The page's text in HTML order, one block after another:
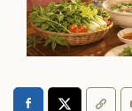
Gìn giữ gia đình